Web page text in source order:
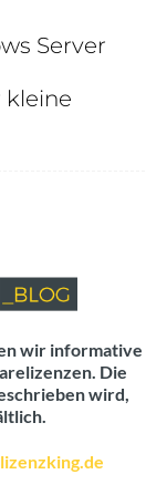
Server
kleine
wir informative
Die
wird,